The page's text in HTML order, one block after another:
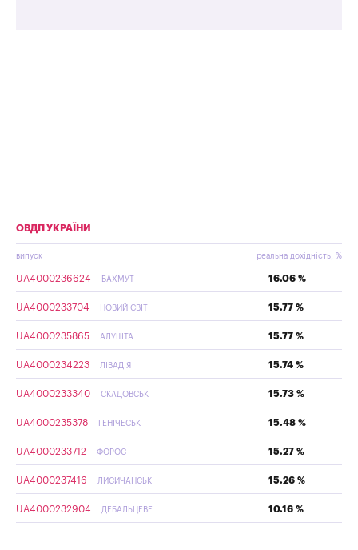
ОВДП УКРАЇНИ
випуск реальна дохідність, %
UA4000236624 БАХМУТ 16.06 %
UA4000233704 НОВИЙ СВІТ 15.77 %
UA4000235865 АЛУШТА 15.77 %
UA4000234223 ЛІВАДІЯ 15.74 %
UA4000233340 СКАДОВСЬК 15.73 %
UA4000235378 ГЕНІЧЕСЬК 15.48 %
UA4000233712 ФОРОС 15.27 %
UA4000237416 ЛИСИЧАНСЬК 15.26 %
UA4000232904 ДЕБАЛЬЦЕВЕ 10.16 %